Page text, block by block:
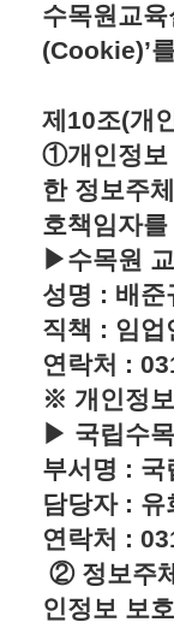
수목원교
(Cookie)’
제10조(개
①개인정보
한 정보주
호책임자
▶수목원
성명 : 배준
직책 : 임업
연락처 :
※ 개인정
▶ 국립수
부서명 : 국
담당자 : 유
연락처 :
② 정보주
인정보 보